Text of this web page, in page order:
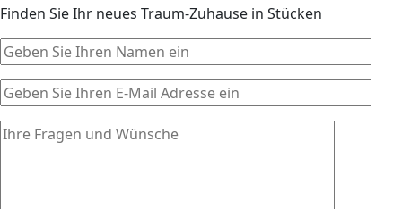
Finden Sie Ihr neues Traum-Zuhause in Stücken